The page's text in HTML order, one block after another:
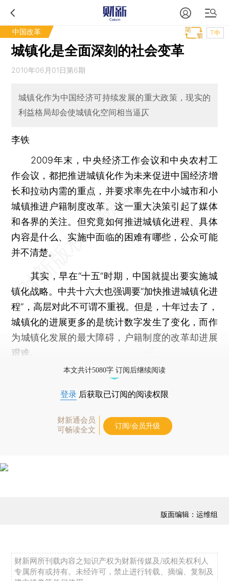
中国改革 T中
城镇化是全面深刻的社会变革
2010年06月01日第6期
城镇化作为中国经济可持续发展的重大政策，现实的
利益格局却会使城镇化空间相当逼仄
李铁
2009年末，中央经济工作会议和中央农村工
作会议，都把推进城镇化作为未来促进中国经济增
长和拉动内需的重点，并要求率先在中小城市和小
城镇推进户籍制度改革。这一重大决策引起了媒体
和各界的关注。但究竟如何推进城镇化进程、具体
内容是什么、实施中面临的困难有哪些，公众可能
并不清楚。
其实，早在“十五”时期，中国就提出要实施城
镇化战略。中共十六大也强调要“加快推进城镇化进
程”，高层对此不可谓不重视。但是，十年过去了，
城镇化的进展更多的是统计数字发生了变化，而作
为城镇化发展的最大障碍，户籍制度的改革却进展
艰难。
本文共计5080字 订阅后继续阅读
登录 后获取已订阅的阅读权限
财新通会员
可畅读全文
订阅/会员升级
版面编辑：运维组
财新网所刊载内容之知识产权为财新传媒及/或相关权利人
专属所有或持有。未经许可，禁止进行转载、摘编、复制及